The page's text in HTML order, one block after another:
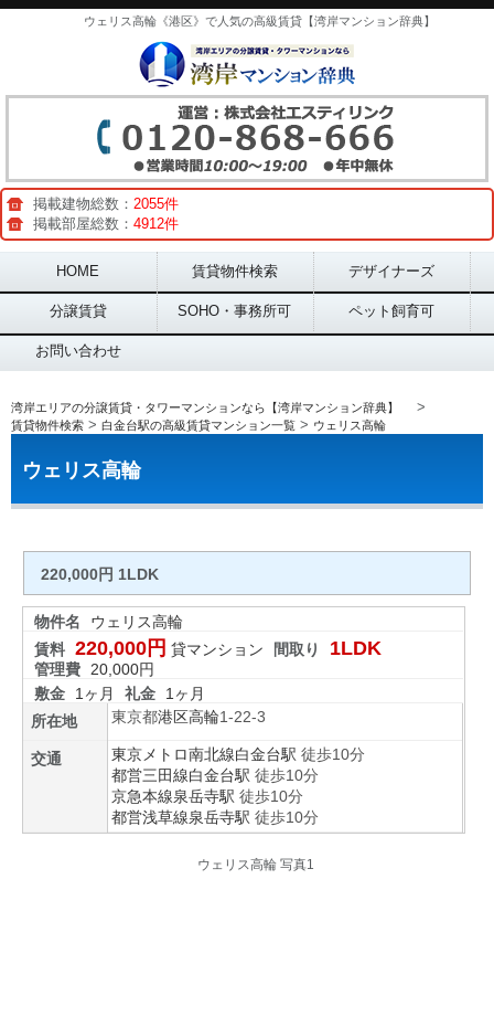
ウェリス高輪《港区》で人気の高級賃貸【湾岸マンション辞典】
掲載建物総数： 2055件
掲載部屋総数： 4912件
Main menu
HOME 賃貸物件検索 デザイナーズ
分譲賃貸 SOHO・事務所可 ペット飼育可
お問い合わせ
湾岸エリアの分譲賃貸・タワーマンションなら【湾岸マンション辞典】 >
賃貸物件検索 > 白金台駅の高級賃貸マンション一覧 > ウェリス高輪
ウェリス高輪
220,000円 1LDK
物件名
ウェリス高輪
賃料 220,000円 貸マンション 間取り 1LDK
管理費
20,000円
敷金
1ヶ月 礼金
1ヶ月
所在地
東京都港区高輪1-22-3
交通 東京メトロ南北線白金台駅 徒歩10分
都営三田線白金台駅 徒歩10分
京急本線泉岳寺駅 徒歩10分
都営浅草線泉岳寺駅 徒歩10分